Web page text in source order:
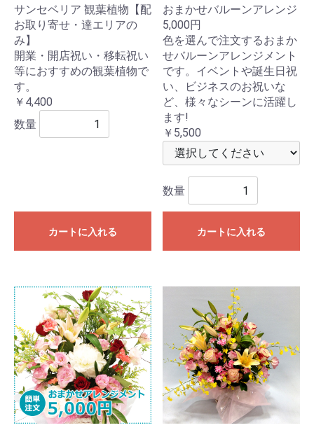
サンセベリア 観葉植物【配
お取り寄せ・達エリアの
み】
開業・開店祝い・移転祝い
等におすすめの観葉植物で
す。
￥4,400
数量
カートに入れる
おまかせバルーンアレンジ
5,000円
色を選んで注文するおまか
せバルーンアレンジメント
です。イベントや誕生日祝
い、ビジネスのお祝いな
ど、様々なシーンに活躍し
ます!
￥5,500
数量
カートに入れる